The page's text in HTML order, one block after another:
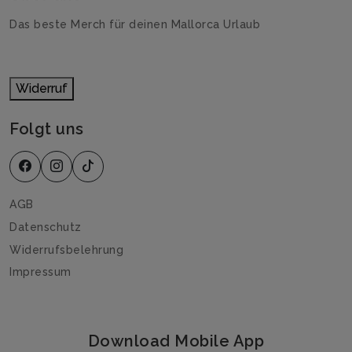
Das beste Merch für deinen Mallorca Urlaub
Widerruf
Folgt uns
AGB
Datenschutz
Widerrufsbelehrung
Impressum
Download Mobile App